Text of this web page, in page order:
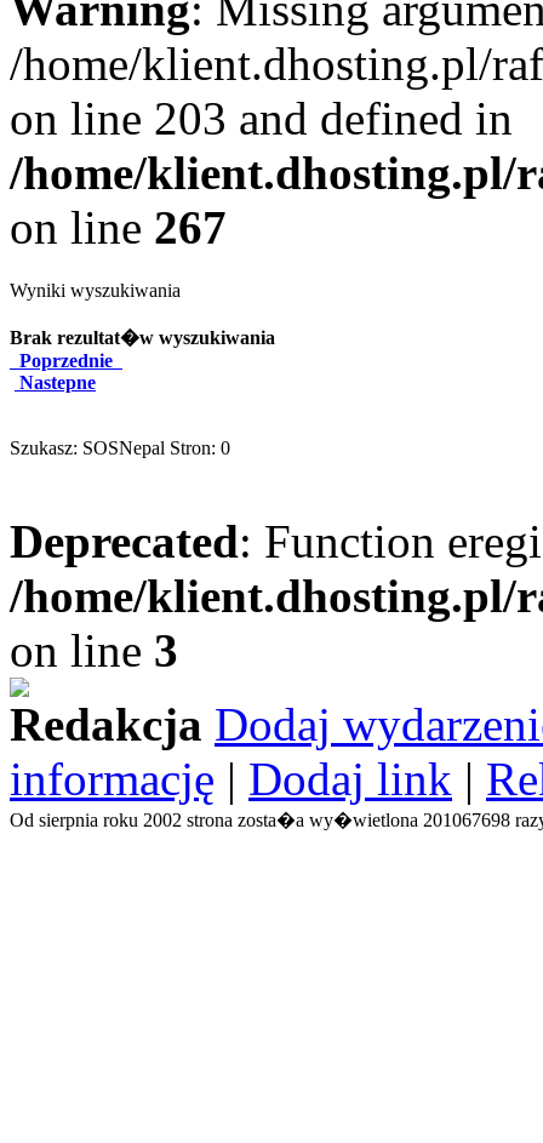
/home/klient.dhosting.pl/
on line 203 and defined in
/home/klient.dhosting.pl/
on line 267
Wyniki wyszukiwania
Brak rezultat�w wyszukiwania
Poprzednie
Nastepne
Szukasz: SOSNepal Stron: 0
Deprecated: Function
/home/
on line 3
Redakcja Dodaj
informację | Dodaj link |
Od sierpnia roku 2002 strona zosta�a wy�wietlona 201067698